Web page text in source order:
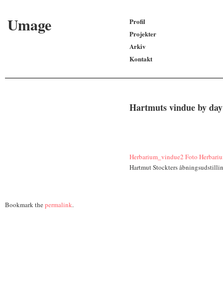
Umage
Profil
Projekter
Arkiv
Kontakt
Hartmuts vindue by day
Herbarium_vindue2 Foto
Hartmut Stockters
Bookmark thepermalink.